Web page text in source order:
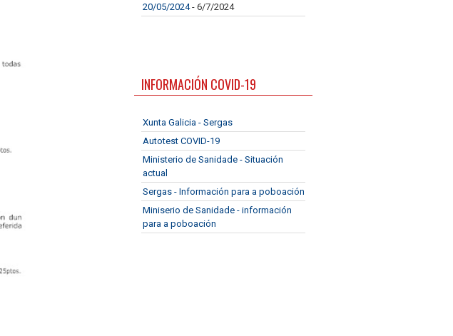
20/05/2024- 6/7/2024
INFORMACIÓN COVID-19
Xunta Galicia - Sergas
Autotest COVID-19
Ministerio de Sanidade - Situación
actual
Sergas - Información para a poboación
Miniserio de Sanidade - información
para a poboación